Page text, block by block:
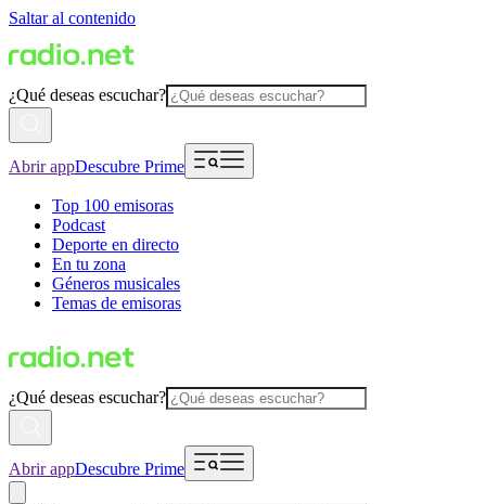
Saltar al contenido
¿Qué deseas escuchar?
Abrir appDescubre Prime
Top 100 emisoras
Podcast
Deporte en directo
En tu zona
Géneros musicales
Temas de emisoras
¿Qué deseas escuchar?
Abrir appDescubre Prime